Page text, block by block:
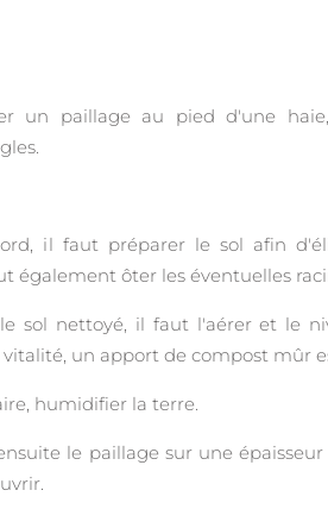
un paillage au pied d'une
il faut préparer le sol afin
également ôter les éventuelles
sol nettoyé, il faut l'aérer et le
un apport de compost mûr
humidifier la terre.
le paillage sur une